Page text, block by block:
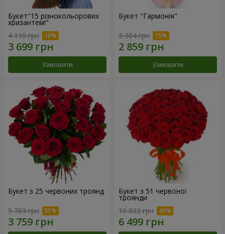
Букет"15 різнокольорових
хризантем!"
4 110 грн
Замовити
Букет "Гармонія"
3 364 грн
Замовити
Букет з 25 червоних троянд
5 783 грн
Букет з 51 червоної
троянди
10 832 грн